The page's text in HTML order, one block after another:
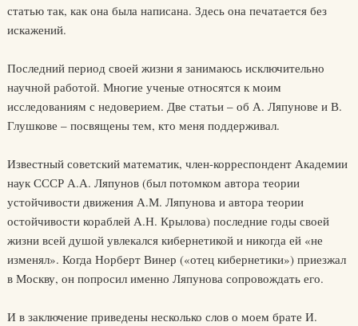
статью так, как она была написана. Здесь она печатается без
искажений.
Последний период своей жизни я занимаюсь исключительно
научной работой. Многие ученые относятся к моим
исследованиям с недоверием. Две статьи – об А. Ляпунове и В.
Глушкове – посвящены тем, кто меня поддерживал.
Известный советский математик, член-корреспондент Академии
наук СССР А.А. Ляпунов (был потомком автора теории
устойчивости движения А.М. Ляпунова и автора теории
остойчивости кораблей А.Н. Крылова) последние годы своей
жизни всей душой увлекался кибернетикой и никогда ей «не
изменял». Когда Норберт Винер («отец кибернетики») приезжал
в Москву, он попросил именно Ляпунова сопровождать его.
И в заключение приведены несколько слов о моем брате И.